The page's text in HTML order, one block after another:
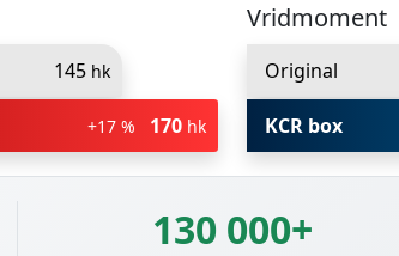
145 hk
+17 % 170 hk
Vridmoment
Original
KCR box
130 000+